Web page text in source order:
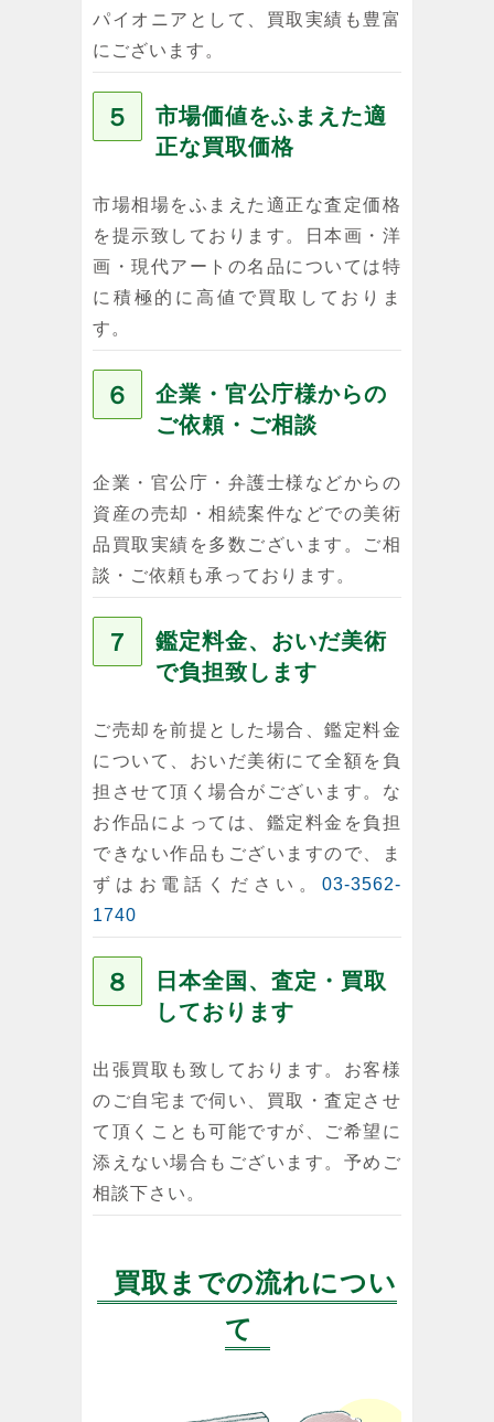
パイオニアとして、買取実績も豊富
にございます。
５
市場価値をふまえた適
正な買取価格
市場相場をふまえた適正な査定価格
を提示致しております。日本画・洋
画・現代アートの名品については特
に積極的に高値で買取しておりま
す。
６
企業・官公庁様からの
ご依頼・ご相談
企業・官公庁・弁護士様などからの
資産の売却・相続案件などでの美術
品買取実績を多数ございます。ご相
談・ご依頼も承っております。
７
鑑定料金、おいだ美術
で負担致します
ご売却を前提とした場合、鑑定料金
について、おいだ美術にて全額を負
担させて頂く場合がございます。な
お作品によっては、鑑定料金を負担
できない作品もございますので、ま
ずはお電話ください。 03-3562-
1740
８
日本全国、査定・買取
しております
出張買取も致しております。お客様
のご自宅まで伺い、買取・査定させ
て頂くことも可能ですが、ご希望に
添えない場合もございます。予めご
相談下さい。
買取までの流れについ
て